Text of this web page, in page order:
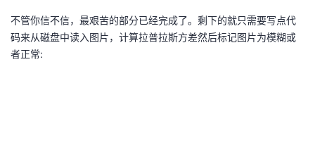
不管你信不信，最艰苦的部分已经完成了。剩下的就只需要写点代
码来从磁盘中读入图片，计算拉普拉斯方差然后标记图片为模糊或
者正常: